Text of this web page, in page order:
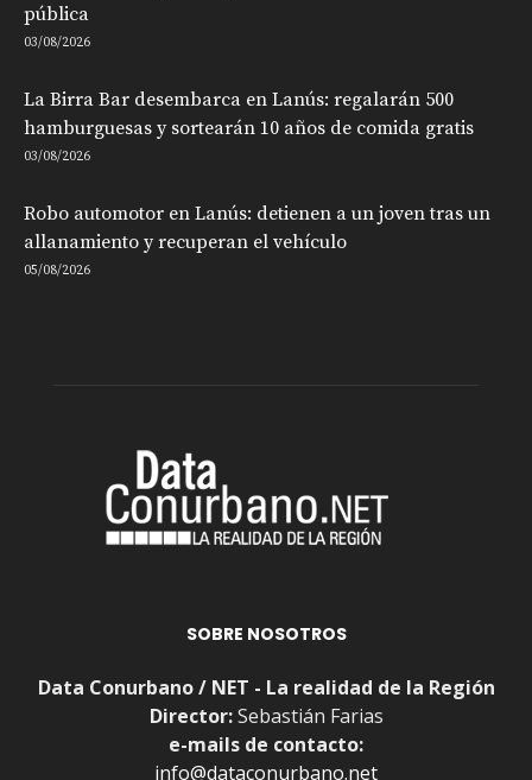
pública
03/08/2026
La Birra Bar desembarca en Lanús: regalarán 500
hamburguesas y sortearán 10 años de comida gratis
03/08/2026
Robo automotor en Lanús: detienen a un joven tras un
allanamiento y recuperan el vehículo
05/08/2026
SOBRE NOSOTROS
Data Conurbano / NET - La realidad de la Región
Director:Sebastián Farias
e-mails de contacto:
info@dataconurbano.net